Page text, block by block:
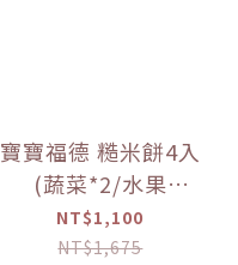
寶寶福德 糙米餅4入
(蔬菜*2/水果
*2)+Hibebe寶寶粥
( 蓮藕雞肉粥 )*1盒
NT$1,100
NT$1,675